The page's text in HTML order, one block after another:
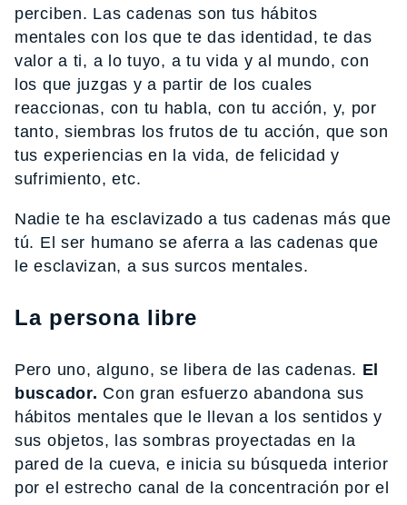
perciben. Las cadenas son tus hábitos
mentales con los que te das identidad, te das
valor a ti, a lo tuyo, a tu vida y al mundo, con
los que juzgas y a partir de los cuales
reaccionas, con tu habla, con tu acción, y, por
tanto, siembras los frutos de tu acción, que son
tus experiencias en la vida, de felicidad y
sufrimiento, etc.
Nadie te ha esclavizado a tus cadenas más que
tú. El ser humano se aferra a las cadenas que
le esclavizan, a sus surcos mentales.
La persona libre
Pero uno, alguno, se libera de las cadenas. El
buscador. Con gran esfuerzo abandona sus
hábitos mentales que le llevan a los sentidos y
sus objetos, las sombras proyectadas en la
pared de la cueva, e inicia su búsqueda interior
por el estrecho canal de la concentración por el